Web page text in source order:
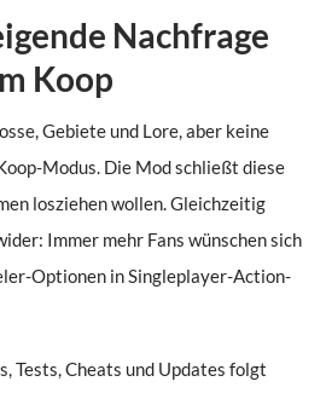
Nachfrage
Koop
Gebiete und Lore, aber keine
Modus. Die Mod schließt diese
losziehen wollen. Gleichzeitig
Immer mehr Fans wünschen sich
Optionen in Singleplayer-Action-
Tests, Cheats und Updates folgt